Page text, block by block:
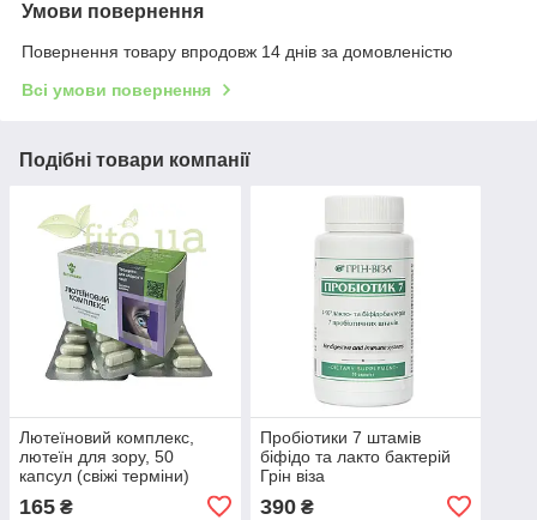
Умови повернення
Повернення товару впродовж 14 днів за домовленістю
Всі умови повернення
Подібні товари компанії
Лютеїновий комплекс,
лютеїн для зору, 50
капсул (свіжі терміни)
165 ₴
Пробіотики 7 штамів
біфідо та лакто бактерій
Грін віза
390₴